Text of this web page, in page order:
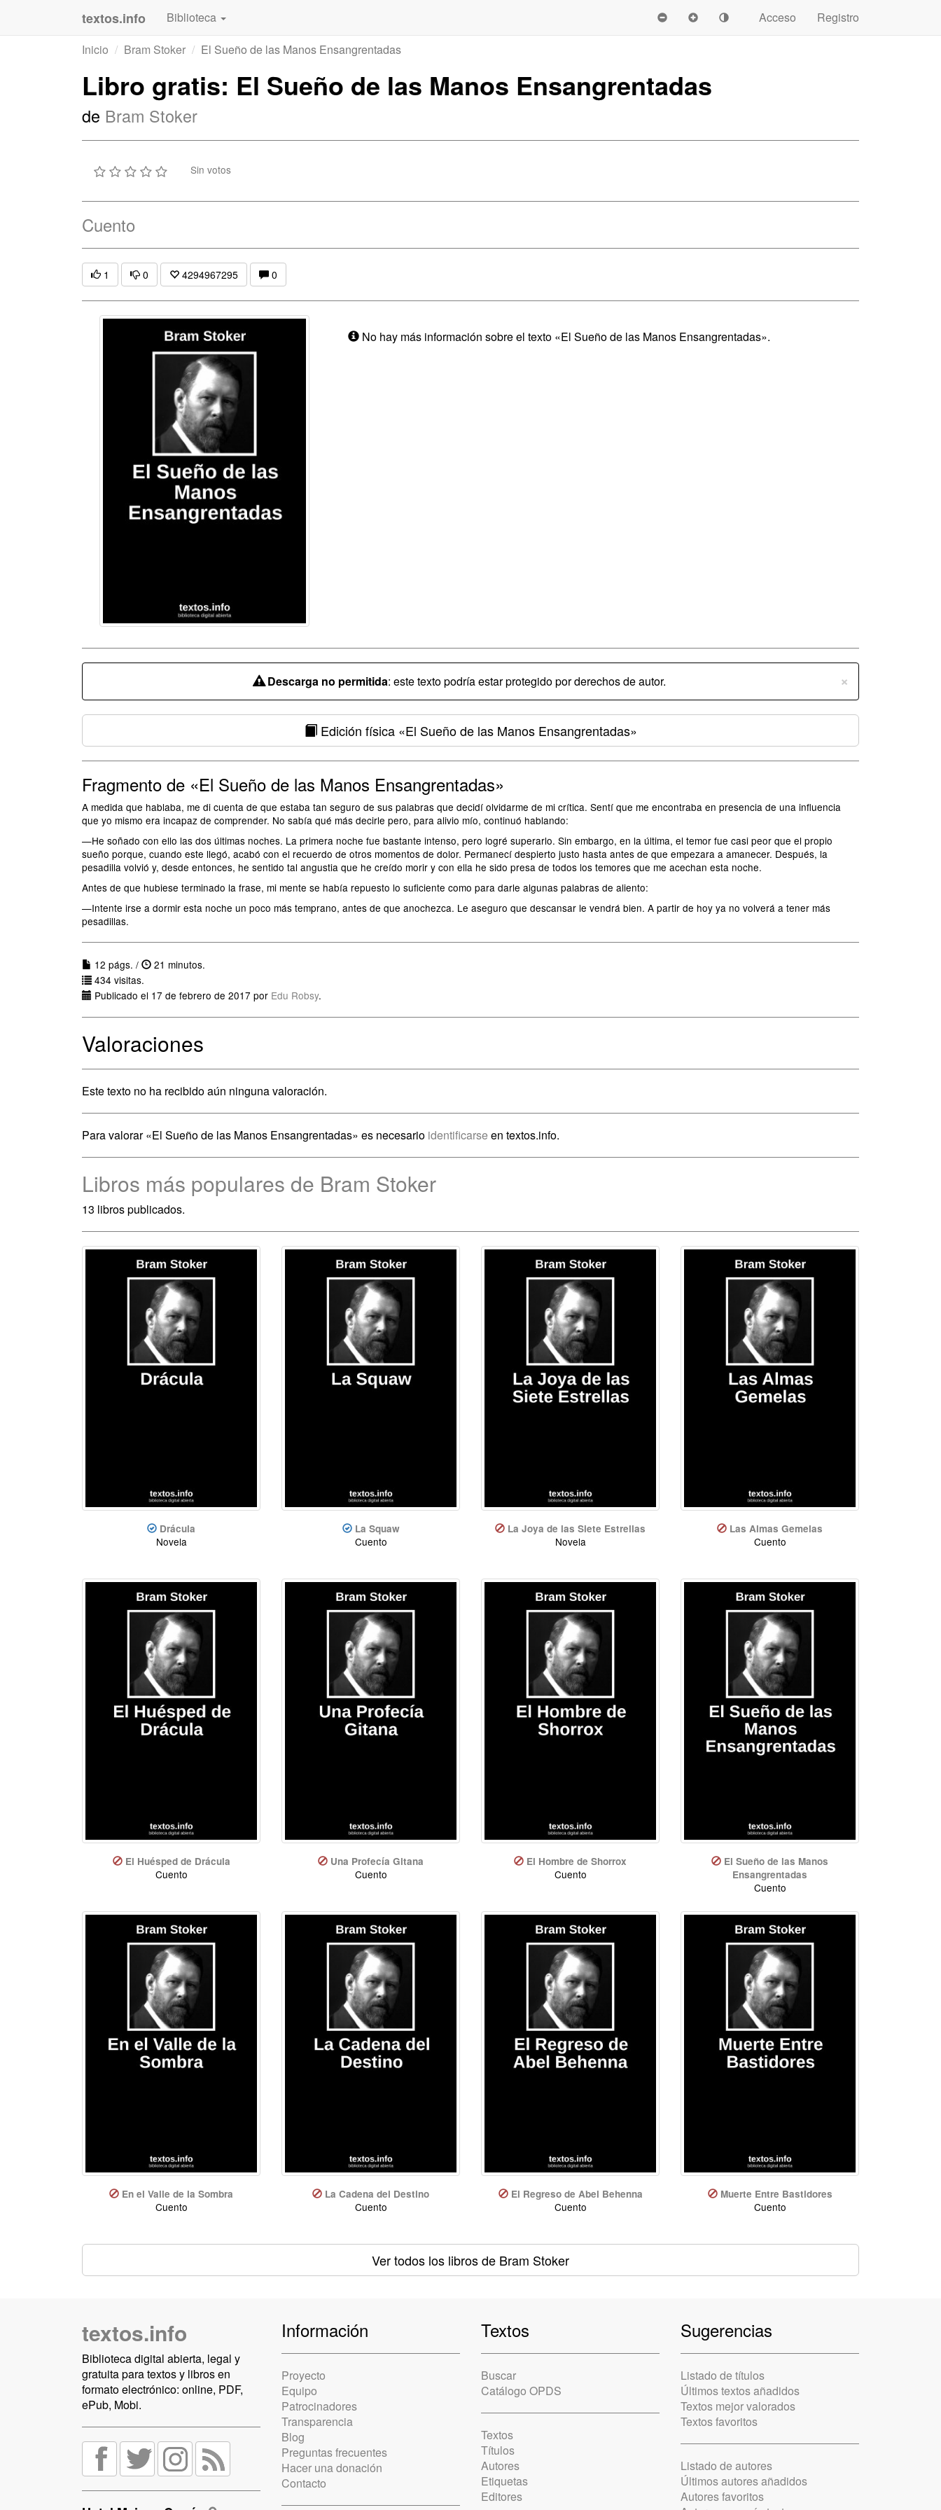
textos.info Biblioteca Acceso
Registro
Inicio
Bram Stoker El Sueño de las Manos Ensangrentadas
Libro gratis: El Sueño de las Manos Ensangrentadas
de Bram Stoker
Sin votos
Cuento
1 0 4294967295 0
No hay más información sobre el texto «El Sueño de las Manos Ensangrentadas».
×
Descarga no permitida: este texto podría estar protegido por derechos de autor.
Edición física«El Sueño de las Manos Ensangrentadas»
Fragmento de «El Sueño de las Manos Ensangrentadas»
A medida que hablaba, me di cuenta de que estaba tan seguro de sus palabras que decidí olvidarme de mi crítica. Sentí que me encontraba en presencia de una influencia
que yo mismo era incapaz de comprender. No sabía qué más decirle pero, para alivio mío, continuó hablando:
—He soñado con ello las dos últimas noches. La primera noche fue bastante intenso, pero logré superarlo. Sin embargo, en la última, el temor fue casi peor que el propio
sueño porque, cuando este llegó, acabó con el recuerdo de otros momentos de dolor. Permanecí despierto justo hasta antes de que empezara a amanecer. Después, la
pesadilla volvió y, desde entonces, he sentido tal angustia que he creído morir y con ella he sido presa de todos los temores que me acechan esta noche.
Antes de que hubiese terminado la frase, mi mente se había repuesto lo suficiente como para darle algunas palabras de aliento:
—Intente irse a dormir esta noche un poco más temprano, antes de que anochezca. Le aseguro que descansar le vendrá bien. A partir de hoy ya no volverá a tener más
pesadillas.
12 págs. /
21 minutos.
434 visitas.
Publicado el 17 de febrero de 2017 por Edu Robsy.
Valoraciones
Este texto no ha recibido aún ninguna valoración.
Para valorar «El Sueño de las Manos Ensangrentadas» es necesario identificarse en textos.info.
Libros más populares de Bram Stoker
13 libros publicados.
Drácula
Novela
La Squaw
Cuento
La Joya de las Siete Estrellas
Novela
Las Almas Gemelas
Cuento
El Huésped de Drácula
Cuento
Una Profecía Gitana
Cuento
El Hombre de Shorrox
Cuento
El Sueño de las Manos
Ensangrentadas
Cuento
En el Valle de la Sombra
Cuento
La Cadena del Destino
Cuento
El Regreso de Abel Behenna
Cuento
Muerte Entre Bastidores
Cuento
Ver todos los librosde Bram Stoker
textos.info
Biblioteca digital abierta, legal y
gratuita para textos y libros en
formato electrónico: online, PDF,
ePub, Mobi.
Información
Proyecto
Equipo
Patrocinadores
Transparencia
Blog
Preguntas frecuentes
Hacer una donación
Contacto
Textos
Buscar
Catálogo OPDS
Textos
Títulos
Autores
Etiquetas
Editores
Sugerencias
Listado de títulos
Últimos textos añadidos
Textos mejor valorados
Textos favoritos
Listado de autores
Últimos autores añadidos
Autores favoritos